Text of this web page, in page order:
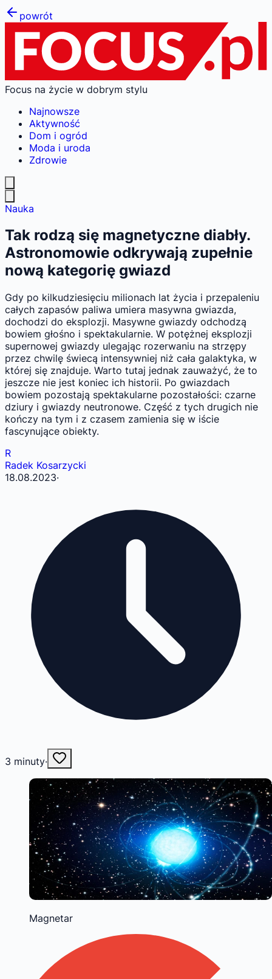
powrót
Focus na życie w dobrym stylu
Najnowsze
Aktywność
Dom i ogród
Moda i uroda
Zdrowie
Nauka
Tak rodzą się magnetyczne diabły.
Astronomowie odkrywają zupełnie
nową kategorię gwiazd
Gdy po kilkudziesięciu milionach lat życia i przepaleniu
całych zapasów paliwa umiera masywna gwiazda,
dochodzi do eksplozji. Masywne gwiazdy odchodzą
bowiem głośno i spektakularnie. W potężnej eksplozji
supernowej gwiazdy ulegając rozerwaniu na strzępy
przez chwilę świecą intensywniej niż cała galaktyka, w
której się znajduje. Warto tutaj jednak zauważyć, że to
jeszcze nie jest koniec ich historii. Po gwiazdach
bowiem pozostają spektakularne pozostałości: czarne
dziury i gwiazdy neutronowe. Część z tych drugich nie
kończy na tym i z czasem zamienia się w iście
fascynujące obiekty.
R
Radek Kosarzycki
18.08.2023·
3 minuty·
Magnetar